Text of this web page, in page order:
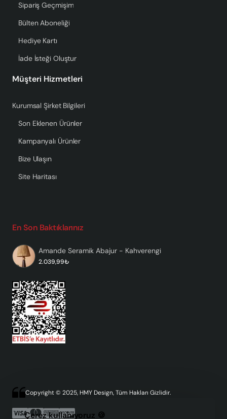
Çerez kullanıyoruz 🍪
Sipariş Geçmişim
Bülten Aboneliği
Hediye Kartı
İade İsteği Oluştur
Müşteri Hizmetleri
Kurumsal Şirket Bilgileri
Son Eklenen Ürünler
Kampanyalı Ürünler
Bize Ulaşın
Site Haritası
En Son Baktıklarınız
Amande Seramik Abajur - Kahverengi
2.039,99₺
Copyright © 2025, HMY Design, Tüm Hakları Gizlidir.